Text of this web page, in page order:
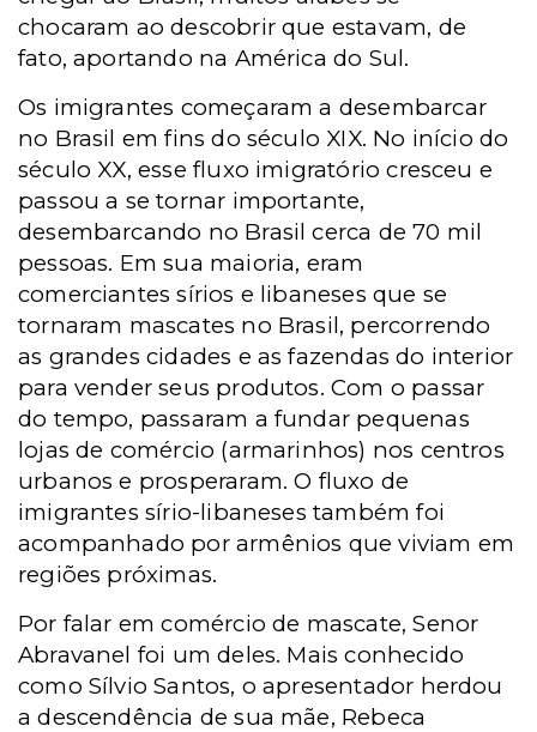
chocaram ao descobrir que estavam, de
fato, aportando na América do Sul.
Os imigrantes começaram a desembarcar
no Brasil em fins do século XIX. No início do
século XX, esse fluxo imigratório cresceu e
passou a se tornar importante,
desembarcando no Brasil cerca de 70 mil
pessoas. Em sua maioria, eram
comerciantes sírios e libaneses que se
tornaram mascates no Brasil, percorrendo
as grandes cidades e as fazendas do interior
para vender seus produtos. Com o passar
do tempo, passaram a fundar pequenas
lojas de comércio (armarinhos) nos centros
urbanos e prosperaram. O fluxo de
imigrantes sírio-libaneses também foi
acompanhado por armênios que viviam em
regiões próximas.
Por falar em comércio de mascate, Senor
Abravanel foi um deles. Mais conhecido
como Sílvio Santos, o apresentador herdou
a descendência de sua mãe, Rebeca